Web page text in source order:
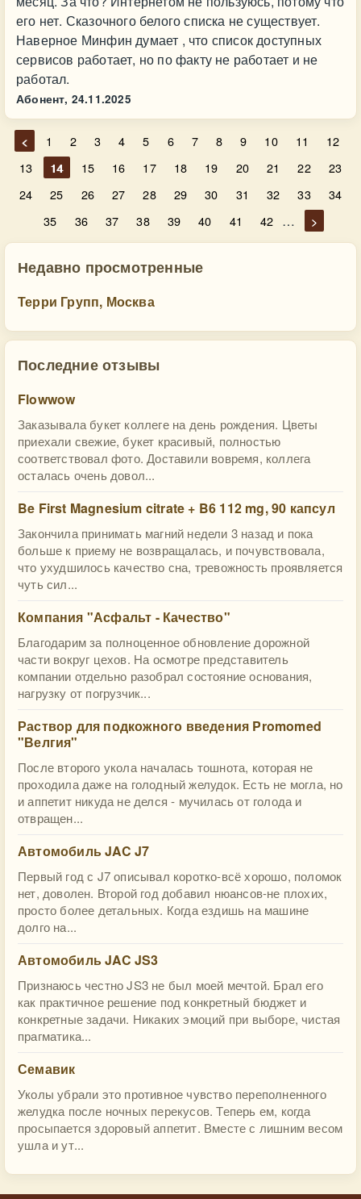
его нет. Сказочного белого списка не существует.
Наверное Минфин думает , что список доступных
сервисов работает, но по факту не работает и не
работал.
Абонент, 24.11.2025
< 1 2 3 4 5 6 7 8 9 10 11
12
13
14 15 16 17 18 19 20 21 22
23
24
25 26 27 28 29 30 31 32 33
34
35
36 37 38 39 40 41 42 … >
Недавно просмотренные
Терри Групп, Москва
Последние отзывы
Flowwow
Заказывала букет коллеге на день рождения. Цветы
приехали свежие, букет красивый, полностью
соответствовал фото. Доставили вовремя, коллега
осталась очень довол...
Be First Magnesium citrate + B6 112 mg, 90 капсул
Закончила принимать магний недели 3 назад и пока
больше к приему не возвращалась, и почувствовала,
что ухудшилось качество сна, тревожность проявляется
чуть сил...
Компания "Асфальт - Качество"
Благодарим за полноценное обновление дорожной
части вокруг цехов. На осмотре представитель
компании отдельно разобрал состояние основания,
нагрузку от погрузчик...
Раствор для подкожного введения Promomed
"Велгия"
После второго укола началась тошнота, которая не
проходила даже на голодный желудок. Есть не могла, но
и аппетит никуда не делся - мучилась от голода и
отвращен...
Автомобиль JAC J7
Первый год с J7 описывал коротко-всё хорошо, поломок
нет, доволен. Второй год добавил нюансов-не плохих,
просто более детальных. Когда ездишь на машине
долго на...
Автомобиль JAC JS3
Признаюсь честно JS3 не был моей мечтой. Брал его
как практичное решение под конкретный бюджет и
конкретные задачи. Никаких эмоций при выборе, чистая
прагматика...
Семавик
Уколы убрали это противное чувство переполненного
желудка после ночных перекусов. Теперь ем, когда
просыпается здоровый аппетит. Вместе с лишним весом
ушла и ут...